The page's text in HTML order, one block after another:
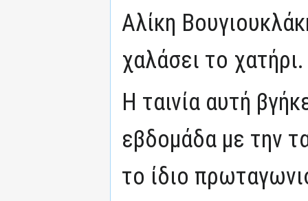
Αλίκη
χαλάσει το χατήρι.
Η ταινία αυτή
εβδομάδα με την
το ίδιο